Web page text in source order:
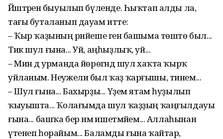
Йәштәренә быуылып бүленде. Һыҡтап алды ла,
тағы буталанып дауам итте:
– Ҡыр ҡаҙының рәнйеше генә башыма төштө был...
Тик шул ғына... Уй, аңһыҙлыҡ, уй...
– Мин дә урманда йөрөгәндә шул хаҡта ҡырҡ
уйланым. Неужели был ҡаҙ ҡарғышы, тинем...
– Шул ғына... Бахырҙы... Үҙем ятам һуҙылып
ҡыуышта... Ҡолағымда шул ҡаҙҙың ҡаңғылдауы
ғына... башҡа бер нәмә ишетмәйем... Аллаһынан
үтенеп һорайым... Баламды ғына ҡайтар,